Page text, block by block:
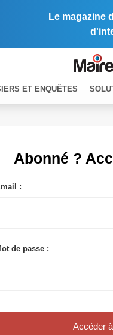
Le magazine
ET ENQUÊTES
Abonné ?
:
de passe :